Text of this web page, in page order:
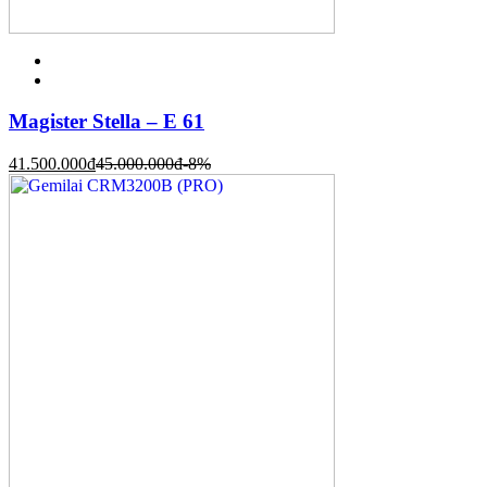
Magister Stella – E 61
41.500.000đ45.000.000đ-8%